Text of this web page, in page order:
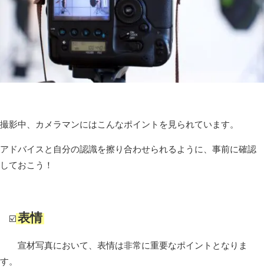
撮影中、カメラマンにはこんなポイントを見られています。
アドバイスと自分の認識を擦り合わせられるように、事前に確認
しておこう！
☑️表情
宣材写真において、表情は非常に重要なポイントとなりま
す。